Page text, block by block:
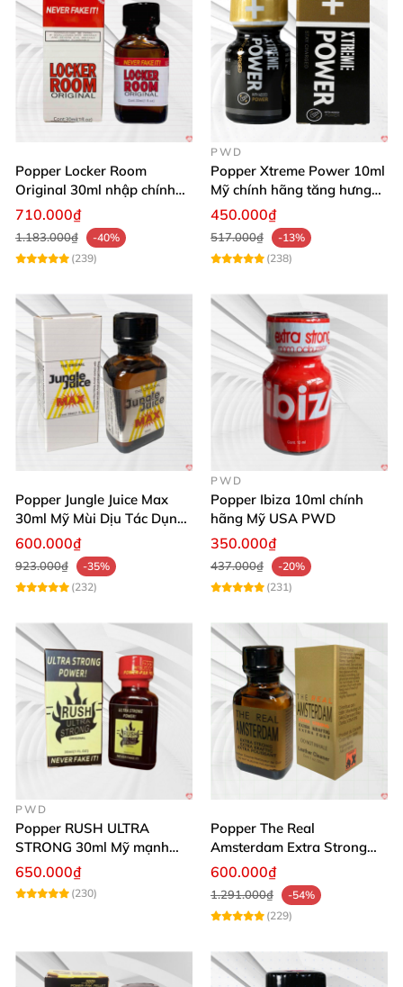
Popper Locker Room
Original 30ml nhập chính
hãng cảm giác cổ điển
710.000₫
1.183.000₫
-40%
(239)
PWD
Popper Xtreme Power 10ml
Mỹ chính hãng tăng hưng
phấn
450.000₫
517.000₫
-13%
(238)
Popper Jungle Juice Max
30ml Mỹ Mùi Dịu Tác Dụng
Nhanh Lâu Mê Mẩn
600.000₫
923.000₫
-35%
(232)
PWD
Popper Ibiza 10ml chính
hãng Mỹ USA PWD
350.000₫
437.000₫
-20%
(231)
PWD
Popper RUSH ULTRA
STRONG 30ml Mỹ mạnh
nhất kích thích cực phê
650.000₫
(230)
Popper The Real
Amsterdam Extra Strong
30ml
600.000₫
1.291.000₫
-54%
(229)